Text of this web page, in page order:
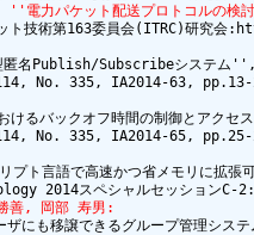
''電力パケット配送プロトコルの
匿名Publish/Subscribeシステム
るバックオフ時間の制御とアクセ
ト言語で高速かつ省メモリに拡張
善, 岡部 寿男:
ザにも移譲できるグループ管理シス